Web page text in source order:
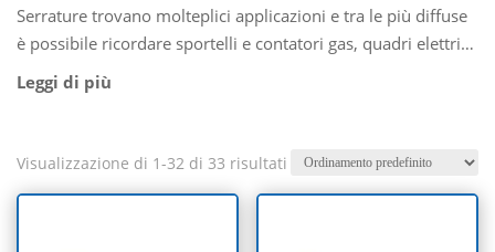
Serrature trovano molteplici applicazioni e tra le più diffuse
è possibile ricordare sportelli e contatori gas, quadri elettrici,
botole e macchinari industriali, vani tecnici; i modelli
prodotti dall’azienda inoltre, potendo vantare un sistema
di grado IP65, si prestano al meglio anche ad applicazioni
Visualizzazione di 1-32 di 33 risultati